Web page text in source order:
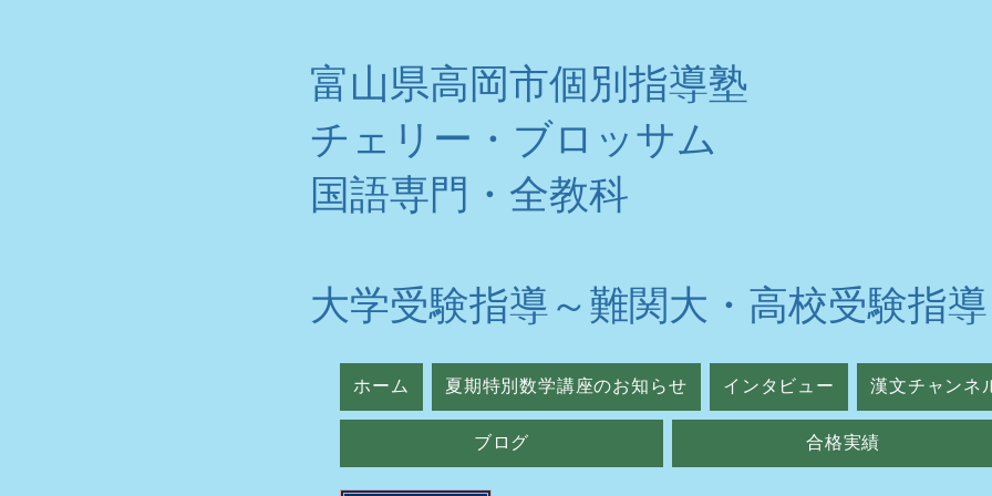
富山県高岡市個別指導塾
チェリー・ブロッサム
​国語専門・全教科
大学受験指導～難関大・高校受験指導
ホーム 夏期特別数学講座のお知らせ インタビュー 漢文チャンネ
ブログ 合格実績